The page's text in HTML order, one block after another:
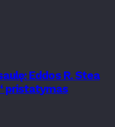
Eddos R. Stea
pristatymas